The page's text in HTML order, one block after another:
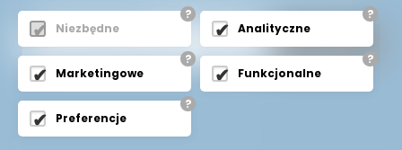
Newsletter hinzu.
?
Niezbędne
?
Analityczne
?
Marketingowe
?
Funkcjonalne
?
Preferencje